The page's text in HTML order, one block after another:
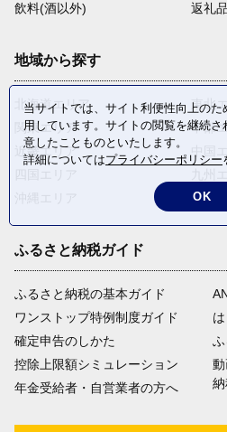
飲料(酒以外)
返礼
地域から探す
北海道エリア
関東エリア
近畿エリア
東北
中部
中国
ふるさと納税ガイド
ふるさと納税の基本ガイド
ワンストップ特例制度ガイド
確定申告のしかた
控除上限額シミュレーション
年金受給者・自営業者の方へ
当サイトでは、サイト利便性向上の
用しています。サイトの閲覧を継続
意したことものといたします。
詳細についてはプライバシーポリシー
OK